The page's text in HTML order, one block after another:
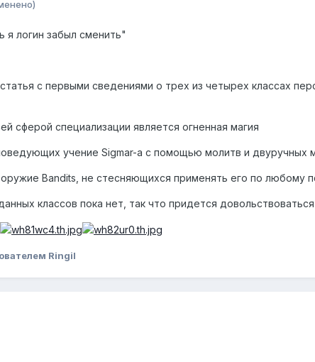
я логин забыл сменить"
с первыми сведениями о трех из четырех классах
сферой специализации является огненная магия
учение Sigmar-а с помощью молитв и двуручных
Bandits, не стесняющихся применять его по любому
классов пока нет, так что придется
Ringil